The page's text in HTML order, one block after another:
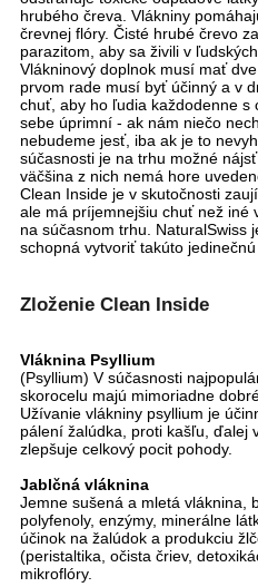
hrubého čreva. Vlákniny
črevnej flóry. Čisté hrubé črevo
parazitom, aby sa živili v
Vlákninový doplnok musí mať
prvom rade musí byť účinný a v
chuť, aby ho ľudia každodenne s
sebe úprimní - ak nám niečo
nebudeme jesť, iba ak je to
súčasnosti je na trhu možné
väčšina z nich nemá hore
Clean Inside je v skutočnosti
ale má príjemnejšiu chuť než iné
na súčasnom trhu. NaturalSwiss
schopná vytvoriť takúto
Zloženie Clean Inside
Vláknina Psyllium
(Psyllium) V súčasnosti
skorocelu majú mimoriadne
Užívanie vlákniny psyllium je
pálení žalúdka, proti kašľu, ďalej
zlepšuje celkový pocit pohody.
Jablčná vláknina
Jemne sušená a mletá vláknina,
polyfenoly, enzýmy, minerálne
účinok na žalúdok a produkciu
(peristaltika, očista čriev,
mikroflóry.